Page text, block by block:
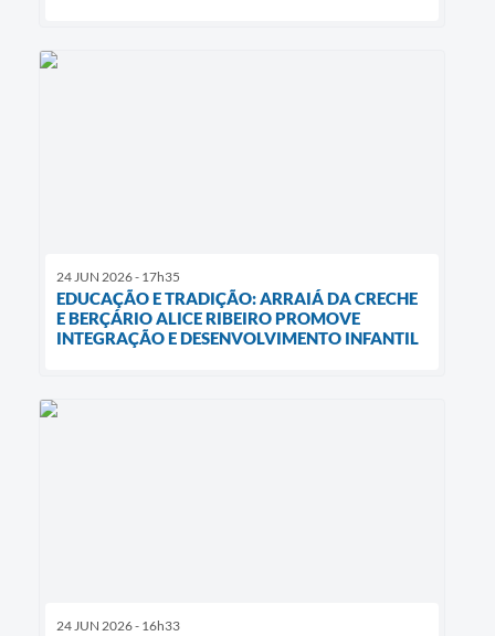
24 JUN 2026 - 17h35
EDUCAÇÃO E TRADIÇÃO: ARRAIÁ DA CRECHE
E BERÇÁRIO ALICE RIBEIRO PROMOVE
INTEGRAÇÃO E DESENVOLVIMENTO INFANTIL
24 JUN 2026 - 16h33